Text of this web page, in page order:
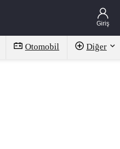
Giriş
Otomobil Diğer